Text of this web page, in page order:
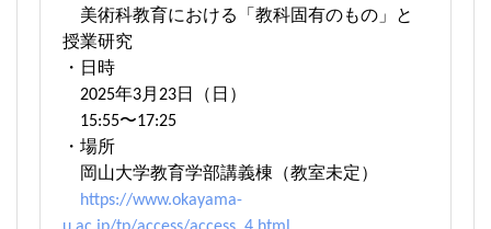
美術科教育における「教科固有のもの」と
授業研究
・日時
2025年3月23日（日）
15:55〜17:25
・場所
岡山大学教育学部講義棟（教室未定）
https://www.okayama-